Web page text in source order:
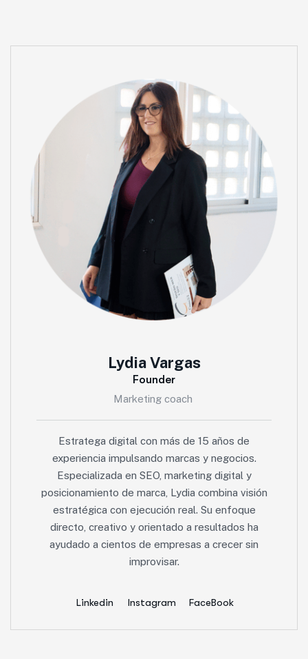
Lydia Vargas
Founder
Marketing coach
Estratega digital con más de 15 años de
experiencia impulsando marcas y negocios.
Especializada en SEO, marketing digital y
posicionamiento de marca, Lydia combina visión
estratégica con ejecución real. Su enfoque
directo, creativo y orientado a resultados ha
ayudado a cientos de empresas a crecer sin
improvisar.
Linkedin Instagram FaceBook